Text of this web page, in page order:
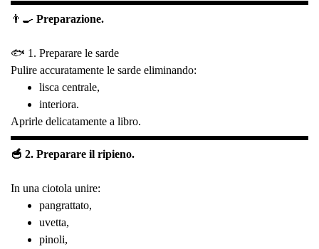
👨‍🍳 Preparazione.
🐟 1. Preparare le sarde
Pulire accuratamente le sarde eliminando:
lisca centrale,
interiora.
Aprirle delicatamente a libro.
🥣 2. Preparare il ripieno.
In una ciotola unire:
pangrattato,
uvetta,
pinoli,